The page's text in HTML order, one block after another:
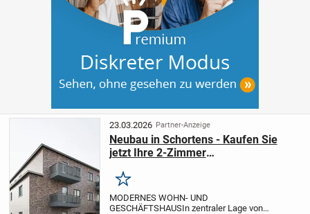
23.03.2026 Partner-Anzeige
Neubau in Schortens - Kaufen Sie
jetzt Ihre 2-Zimmer
Merken
MODERNES WOHN- UND
GESCHÄFTSHAUSIn zentraler Lage von